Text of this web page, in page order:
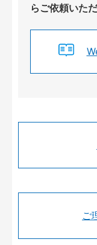
らご依頼いただ
ご